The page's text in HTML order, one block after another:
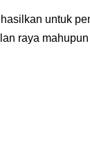
untuk
raya